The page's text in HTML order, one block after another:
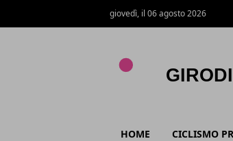
giovedì, il 06 agosto 2026
HOME CICLISMO